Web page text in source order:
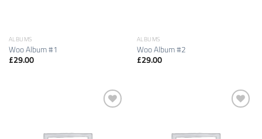
ALBUMS
Woo Album #1
£29.00
ALBUMS
Woo Album #2
£29.00